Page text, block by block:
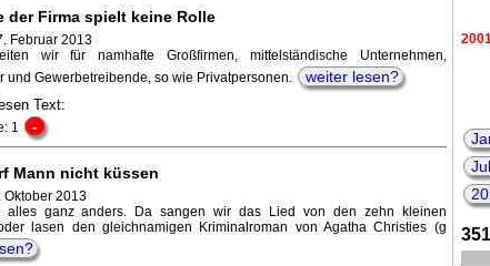
der Firma spielt keine Rolle
Februar 2013
wir für namhafte Großfirmen, mittelständische Unternehmen,
und Gewerbetreibende, so wie Privatpersonen.
weiter lesen?
Text:
1 -
Mann nicht küssen
Oktober 2013
alles ganz anders. Da sangen wir das Lied von den zehn kleinen
lasen den gleichnamigen Kriminalroman von Agatha Christies (g
2001
Jul